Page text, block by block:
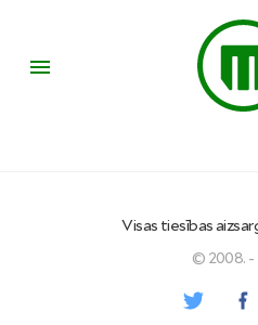
Visas tiesības
© 2008. -